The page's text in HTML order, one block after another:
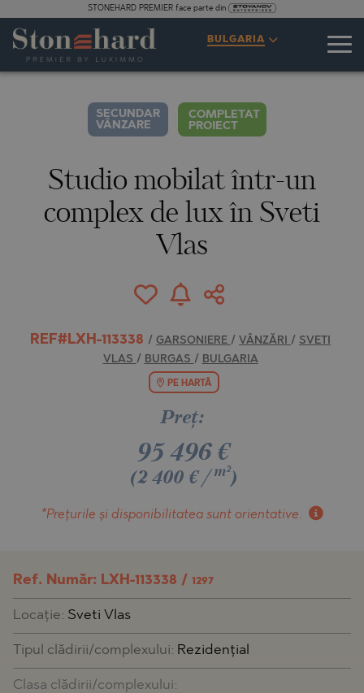
SPECIFICAȚII DESCRIERE HARTĂ GALERIE
PREȚURI
ANCHETĂ
STONEHARD PREMIER face parte din
BULGARIA
SECUNDAR
VÂNZARE
COMPLETAT
PROIECT
Studio mobilat într-un
complex de lux în Sveti
Vlas
REF#LXH-113338 / GARSONIERE / VÂNZĂRI / SVETI
VLAS / BURGAS / BULGARIA
PE HARTĂ
Preţ:
95 496€
(2 400 €/ m²)
*Prețurile și disponibilitatea sunt orientative.
Ref. Număr: LXH-113338 / 1297
Locaţie: Sveti Vlas
Tipul clădirii/complexului: Rezidențial
Clasa clădirii/complexului: